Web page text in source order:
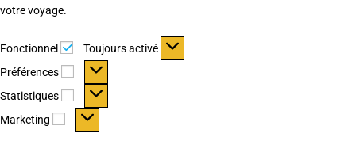
votre voyage.
Fonctionnel Fonctionnel
Toujours activé
Préférences
Préférences
Statistiques Statistiques
Marketing Marketing